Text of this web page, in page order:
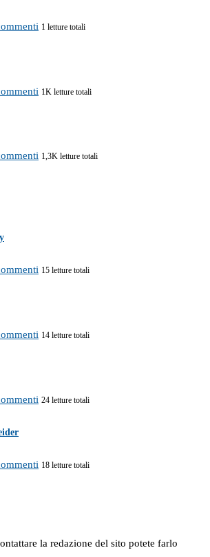
1 letture totali
1K letture totali
1,3K letture totali
15 letture totali
14 letture totali
24 letture totali
18 letture totali
la redazione del sito potete farlo